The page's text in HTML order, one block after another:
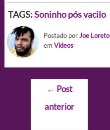
TAGS:Soninho pós vacilo
Postado porJoe Loreto
em Videos
Navegação
Post
← Post
anterior